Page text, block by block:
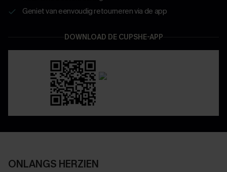
Geniet van eenvoudig retourneren via de app
DOWNLOAD DE CUPSHE-APP
ONLANGS HERZIEN